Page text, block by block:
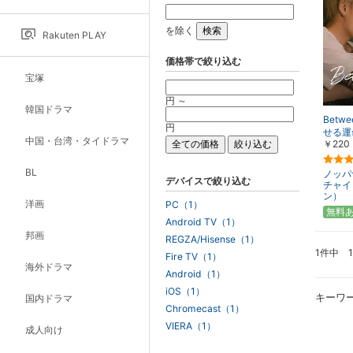
Rakuten PLAY
宝塚
韓国ドラマ
中国・台湾・タイドラマ
BL
洋画
邦画
海外ドラマ
国内ドラマ
成人向け
せる
￥220
ノッ
チャ
ン）
無料
1件中 1
キーワ
を除く
価格帯で絞り込む
円 ～
円
デバイスで絞り込む
PC（1）
Android TV（1）
REGZA/Hisense（1）
Fire TV（1）
Android（1）
iOS（1）
Chromecast（1）
VIERA（1）